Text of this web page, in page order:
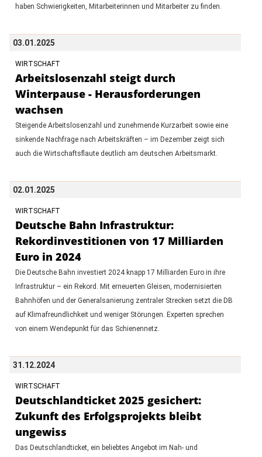
haben Schwierigkeiten, Mitarbeiterinnen und Mitarbeiter zu finden.
03.01.2025
WIRTSCHAFT
Arbeitslosenzahl steigt durch
Winterpause - Herausforderungen
wachsen
Steigende Arbeitslosenzahl und zunehmende Kurzarbeit sowie eine
sinkende Nachfrage nach Arbeitskräften – im Dezember zeigt sich
auch die Wirtschaftsflaute deutlich am deutschen Arbeitsmarkt.
02.01.2025
WIRTSCHAFT
Deutsche Bahn Infrastruktur:
Rekordinvestitionen von 17 Milliarden
Euro in 2024
Die Deutsche Bahn investiert 2024 knapp 17 Milliarden Euro in ihre
Infrastruktur – ein Rekord. Mit erneuerten Gleisen, modernisierten
Bahnhöfen und der Generalsanierung zentraler Strecken setzt die DB
auf Klimafreundlichkeit und weniger Störungen. Experten sprechen
von einem Wendepunkt für das Schienennetz.
31.12.2024
WIRTSCHAFT
Deutschlandticket 2025 gesichert:
Zukunft des Erfolgsprojekts bleibt
ungewiss
Das Deutschlandticket, ein beliebtes Angebot im Nah- und